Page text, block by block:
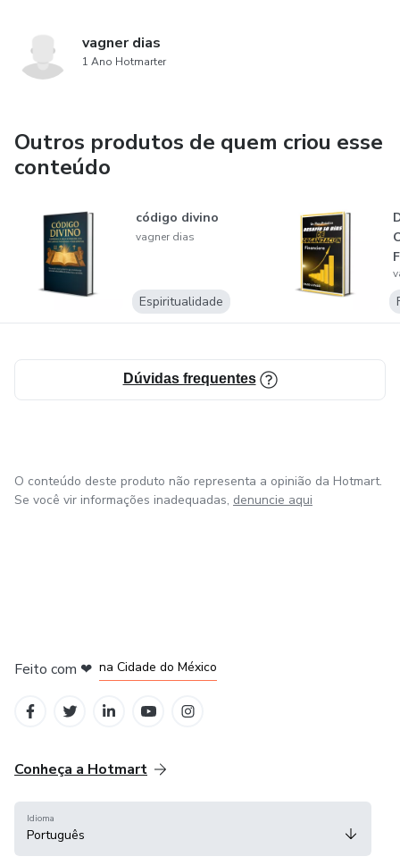
vagner dias
1 Ano Hotmarter
Outros produtos de quem criou esse
conteúdo
código divino
vagner dias
Espiritualidade
Dúvidas frequentes
O conteúdo deste produto não representa a opinião da Hotmart.
Se você vir informações inadequadas, denuncie aqui
Feito com ❤ na Cidade do México
Conheça a Hotmart
Idioma
Português